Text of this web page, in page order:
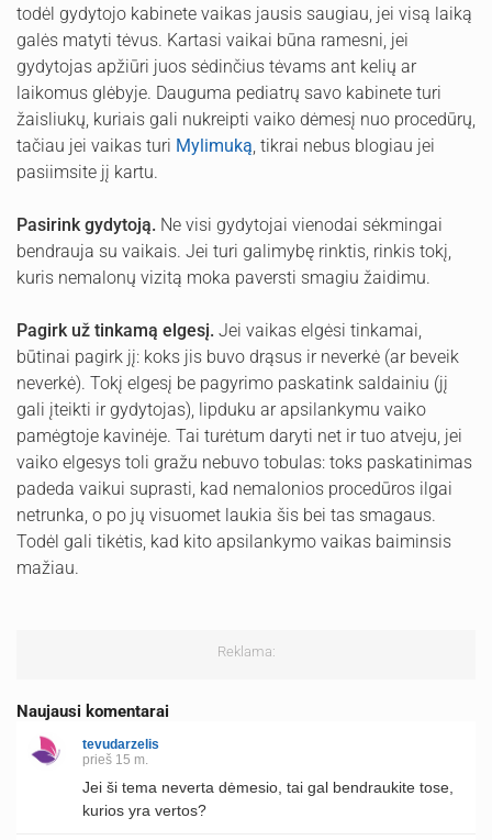
todėl gydytojo kabinete vaikas jausis saugiau, jei visą laiką
galės matyti tėvus. Kartasi vaikai būna ramesni, jei
gydytojas apžiūri juos sėdinčius tėvams ant kelių ar
laikomus glėbyje. Dauguma pediatrų savo kabinete turi
žaisliukų, kuriais gali nukreipti vaiko dėmesį nuo procedūrų,
tačiau jei vaikas turi Mylimuką, tikrai nebus blogiau jei
pasiimsite jį kartu.
Pasirink gydytoją. Ne visi gydytojai vienodai sėkmingai
bendrauja su vaikais. Jei turi galimybę rinktis, rinkis tokį,
kuris nemalonų vizitą moka paversti smagiu žaidimu.
Pagirk už tinkamą elgesį. Jei vaikas elgėsi tinkamai,
būtinai pagirk jį: koks jis buvo drąsus ir neverkė (ar beveik
neverkė). Tokį elgesį be pagyrimo paskatink saldainiu (jį
gali įteikti ir gydytojas), lipduku ar apsilankymu vaiko
pamėgtoje kavinėje. Tai turėtum daryti net ir tuo atveju, jei
vaiko elgesys toli gražu nebuvo tobulas: toks paskatinimas
padeda vaikui suprasti, kad nemalonios procedūros ilgai
netrunka, o po jų visuomet laukia šis bei tas smagaus.
Todėl gali tikėtis, kad kito apsilankymo vaikas baiminsis
mažiau.
Reklama:
Naujausi komentarai
tevudarzelis
prieš 15 m.
Jei ši tema neverta dėmesio, tai gal bendraukite tose,
kurios yra vertos?